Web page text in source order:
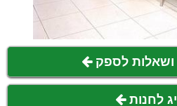
ושאלות לספק
לחנות